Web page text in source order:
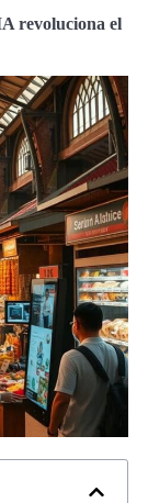
revoluciona el